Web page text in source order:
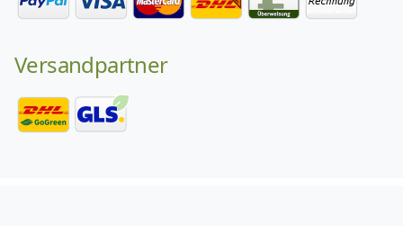
Versandpartner